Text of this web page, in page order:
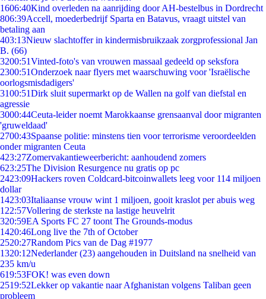
1606:40Kind overleden na aanrijding door AH-bestelbus in Dordrecht
806:39Accell, moederbedrijf Sparta en Batavus, vraagt uitstel van
betaling aan
403:13Nieuw slachtoffer in kindermisbruikzaak zorgprofessional Jan
B. (66)
3200:51Vinted-foto's van vrouwen massaal gedeeld op seksfora
2300:51Onderzoek naar flyers met waarschuwing voor 'Israëlische
oorlogsmisdadigers'
3100:51Dirk sluit supermarkt op de Wallen na golf van diefstal en
agressie
3000:44Ceuta-leider noemt Marokkaanse grensaanval door migranten
'gruweldaad'
2700:43Spaanse politie: minstens tien voor terrorisme veroordeelden
onder migranten Ceuta
423:27Zomervakantieweerbericht: aanhoudend zomers
623:25The Division Resurgence nu gratis op pc
2423:09Hackers roven Coldcard-bitcoinwallets leeg voor 114 miljoen
dollar
1423:03Italiaanse vrouw wint 1 miljoen, gooit kraslot per abuis weg
1 22:57Vollering de sterkste na lastige heuvelrit
320:59EA Sports FC 27 toont The Grounds-modus
1420:46Long live the 7th of October
2520:27Random Pics van de Dag #1977
1320:12Nederlander (23) aangehouden in Duitsland na snelheid van
235 km/u
619:53FOK! was even down
2519:52Lekker op vakantie naar Afghanistan volgens Taliban geen
probleem